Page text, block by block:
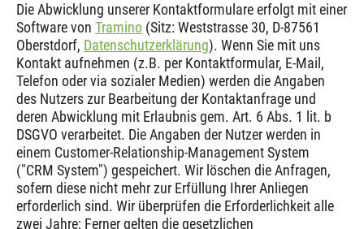
Die Abwicklung unserer Kontaktformulare erfolgt mit einer
Software von Tramino (Sitz: Weststrasse 30, D-87561
Oberstdorf, Datenschutzerklärung). Wenn Sie mit uns
Kontakt aufnehmen (z.B. per Kontaktformular, E-Mail,
Telefon oder via sozialer Medien) werden die Angaben
des Nutzers zur Bearbeitung der Kontaktanfrage und
deren Abwicklung mit Erlaubnis gem. Art. 6 Abs. 1 lit. b
DSGVO verarbeitet. Die Angaben der Nutzer werden in
einem Customer-Relationship-Management System
("CRM System") gespeichert. Wir löschen die Anfragen,
sofern diese nicht mehr zur Erfüllung Ihrer Anliegen
erforderlich sind. Wir überprüfen die Erforderlichkeit alle
zwei Jahre; Ferner gelten die gesetzlichen